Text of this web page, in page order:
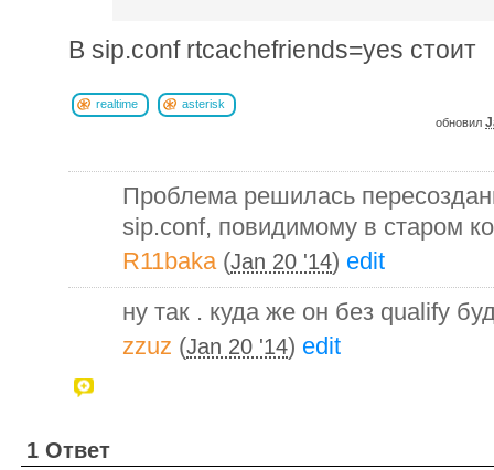
В sip.conf rtcachefriends=yes стоит
realtime
asterisk
обновил
Проблема решилась
sip.conf, повидимому в старом
R11baka (Jan 20 '14) edit
ну так . куда же он без qualify
zzuz (Jan 20 '14) edit
1 Ответ